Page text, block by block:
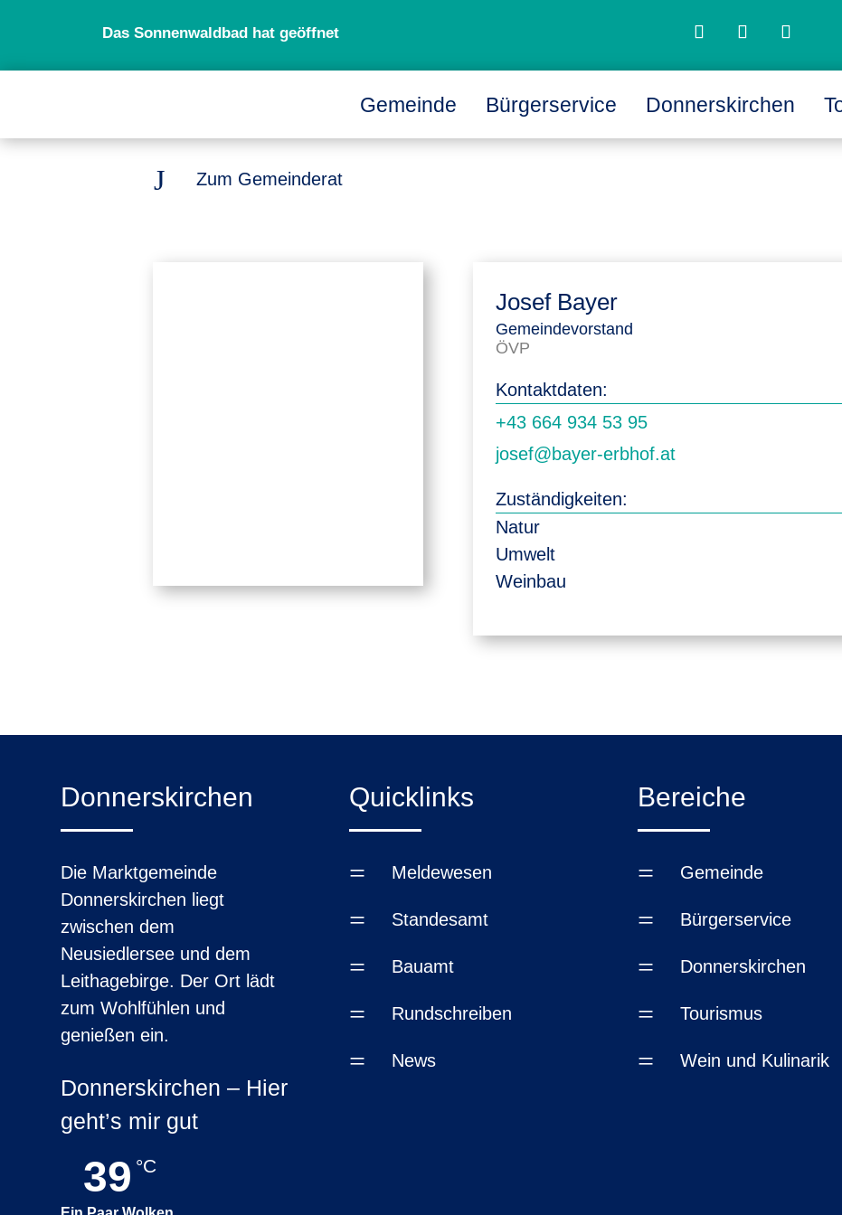
Das Sonnenwaldbad hat geöffnet
Gemeinde Bürgerservice Donnerskirchen
J Zum Gemeinderat
Josef Bayer
Gemeindevorstand
ÖVP
Kontaktdaten:
+43 664 934 53 95
josef@bayer-erbhof.at
Zuständigkeiten:
Natur
Umwelt
Weinbau
Donnerskirchen
Die Marktgemeinde
Donnerskirchen liegt
zwischen dem
Neusiedlersee und dem
Leithagebirge. Der Ort lädt
zum Wohlfühlen und
genießen ein.
Donnerskirchen – Hier
geht’s mir gut
39 °C
Quicklinks
= Meldewesen
= Standesamt
= Bauamt
= Rundschreiben
= News
Bereiche
= Gemeinde
= Bürgerservice
= Donnerskirchen
= Tourismus
= Wein und Kulinarik